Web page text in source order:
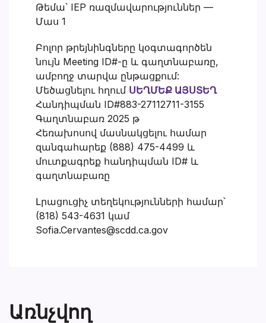
Թեմա՝ IEP ռազմավարություններ —
Մաս 1
Բոլոր թրեյնինգները կօգտագործեն
նույն Meeting ID#-ը և գաղտնաբառը,
ամբողջ տարվա ընթացքում:
Մեծացնելու հղում ՍԵՂՄԵՔ ԱՅՍՏԵՂ
Հանդիպման ID#883-27112711-3155
Գաղտնաբառ 2025 թ
Հեռախոսով մասնակցելու համար
զանգահարեք (888) 475-4499 և
մուտքագրեք հանդիպման ID# և
գաղտնաբառը
Լրացուցիչ տեղեկությունների համար՝
(818) 543-4631 կամ
Sofia.Cervantes@scdd.ca.gov
Առնչվող